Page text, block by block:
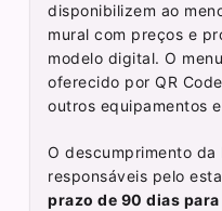
disponibilizem ao
mural com preços e
modelo digital. O
oferecido por QR
outros equipamentos
O descumprimento
responsáveis pelo
prazo de 90 dias